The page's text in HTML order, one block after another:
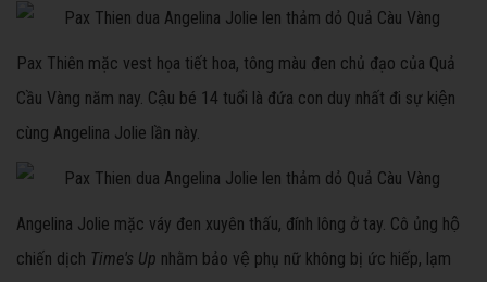
Pax Thiên mặc vest họa tiết hoa, tông màu đen chủ đạo của Quả
Cầu Vàng năm nay. Cậu bé 14 tuổi là đứa con duy nhất đi sự kiện
cùng Angelina Jolie lần này.
Angelina Jolie mặc váy đen xuyên thấu, đính lông ở tay. Cô ủng hộ
chiến dịch Time's Up nhằm bảo vệ phụ nữ không bị ức hiếp, lạm